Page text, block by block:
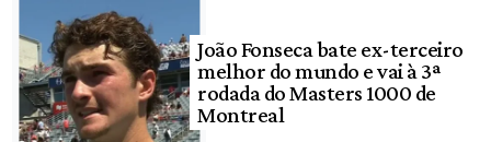
João Fonseca bate ex-terceiro
melhor do mundo e vai à 3ª
rodada do Masters 1000 de
Montreal